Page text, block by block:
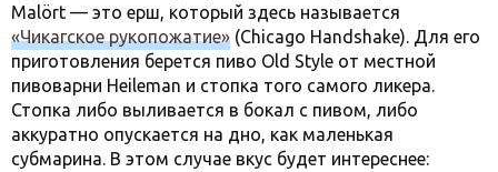
Malört — это ерш, который здесь называется
«Чикагское рукопожатие» (Chicago Handshake). Для его
приготовления берется пиво Old Style от местной
пивоварни Heileman и стопка того самого ликера.
Стопка либо выливается в бокал с пивом, либо
аккуратно опускается на дно, как маленькая
субмарина. В этом случае вкус будет интереснее: